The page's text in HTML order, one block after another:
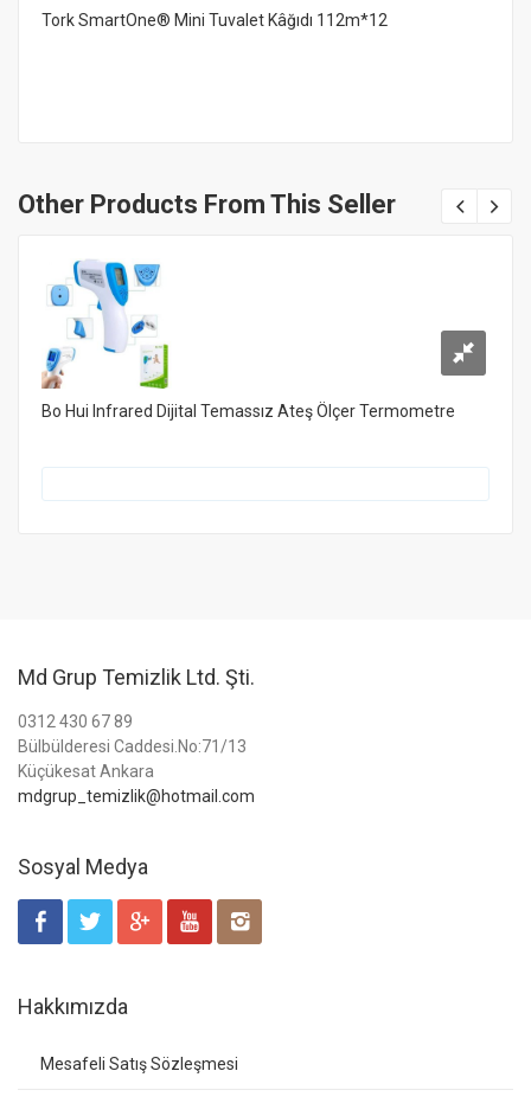
Tork SmartOne® Mini Tuvalet Kâğıdı 112m*12
Other Products From This Seller
Bo Hui Infrared Dijital Temassız Ateş Ölçer Termometre
Md Grup Temizlik Ltd. Şti.
0312 430 67 89
Bülbülderesi Caddesi.No:71/13
Küçükesat Ankara
mdgrup_temizlik@hotmail.com
Sosyal Medya
Hakkımızda
Mesafeli Satış Sözleşmesi